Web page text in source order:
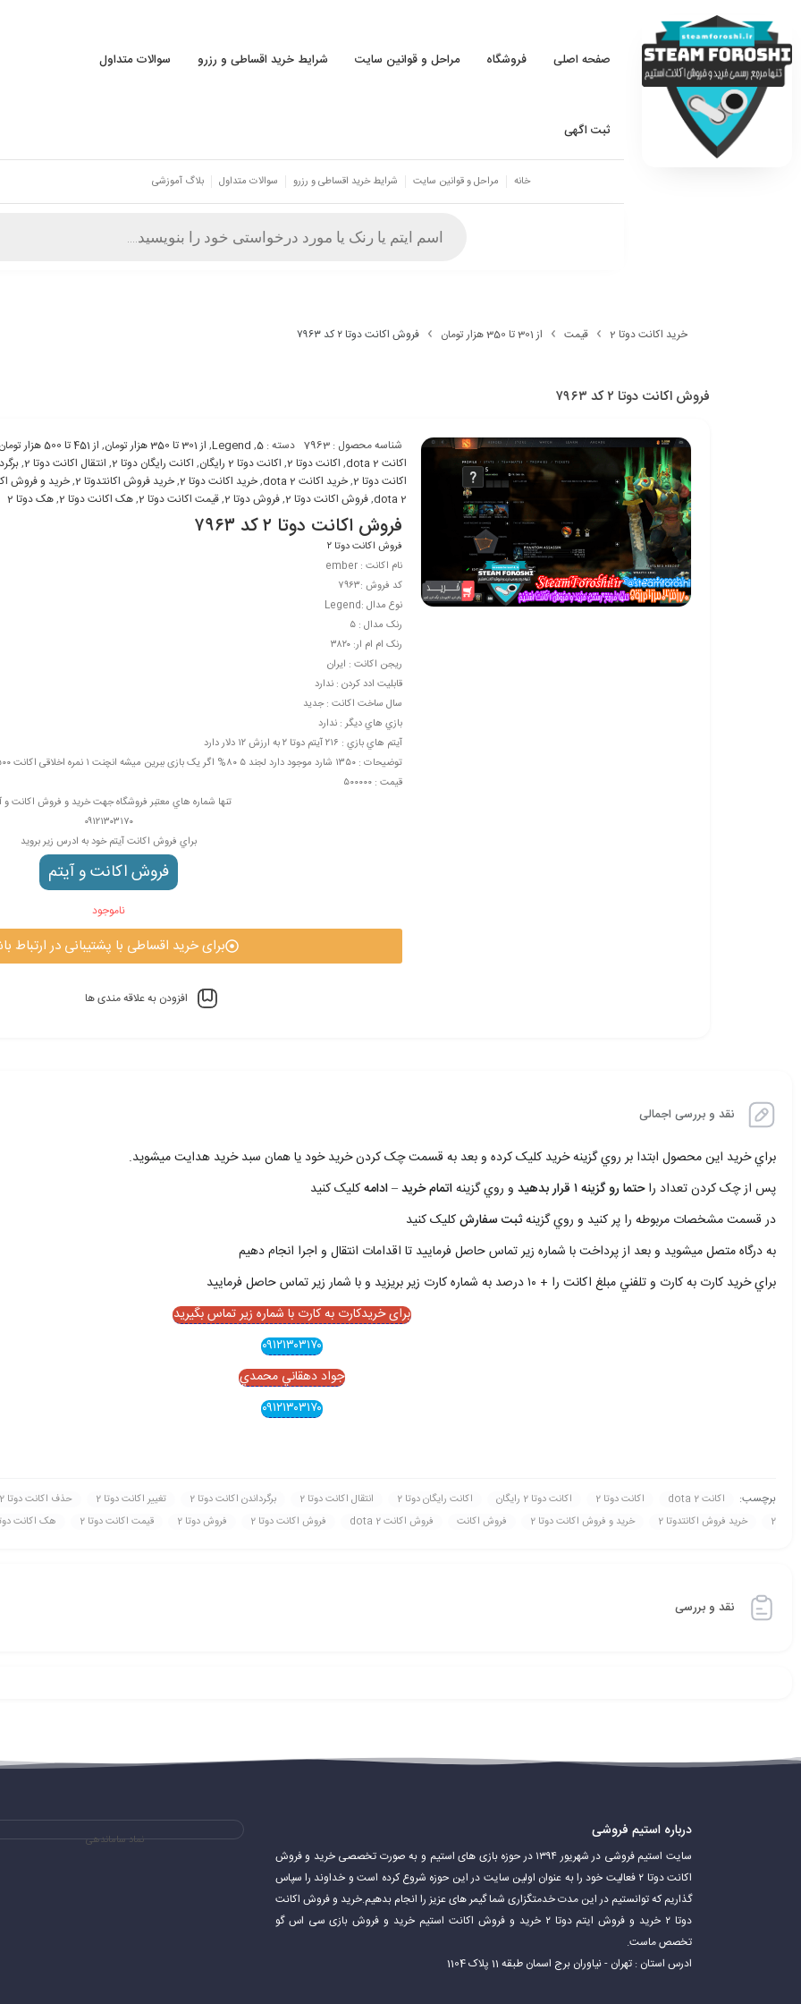
صفحه اصلی فروشگاه مراحل و قوانین سایت شرایط خرید اقساطی و رزرو سوالات متداول
ثبت اگهی
خانه مراحل و قوانین سایت شرایط خرید اقساطی و رزرو سوالات متداول بلاگ آموزشی
خرید اکانت دوتا 2 قیمت از 301 تا 350 هزار تومان فروش اکانت دوتا ۲ کد ۷۹۶۳
فروش اکانت دوتا ۲ کد ۷۹۶۳
شناسه محصول :7963 دسته :5
,
Legend
, از 301 تا 350 هزار تومان , از 451 تا 500 هزار تومان
اکانت dota 2
, اکانت دوتا 2 , اکانت دوتا 2 رايگان , اکانت رايگان دوتا 2 , انتقال اکانت دوتا 2 ,
اکانت دوتا 2 ,خريد اکانت dota 2 ,خريد اکانت دوتا 2 ,خريد فروش اکانتدوتا 2 ,خريد و فروش
dota 2
,فروش اکانت دوتا 2 ,فروش دوتا 2 ,قيمت اکانت دوتا 2 ,هک اکانت دوتا 2 ,هک دوتا 2
فروش اکانت دوتا ۲ کد ۷۹۶۳
فروش اکانت دوتا ۲
نام اکانت : ember
کد فروش :۷۹۶۳
نوع مدال :Legend
رنک مدال : ۵
رنک ام ام ار: ۳۸۲۰
ریجن اکانت : ایران
قابليت ادد کردن : ندارد
سال ساخت اکانت : جدید
بازي هاي ديگر : ندارد
آيتم هاي بازي : ۲۱۶ آیتم دوتا ۲ به ارزش ۱۲ دلار دارد
توضيحات : ۱۳۵۰ شارد موجود دارد لجند ۵ ۸۰% اگر یک بازی ببرین میشه انچنت ۱ نمره اخلاقی اکانت ۶۵۰۰ لول تراپی ۲۴
قیمت : ۵۰۰۰۰۰
تنها شماره هاي معتبر فروشگاه جهت خريد و فروش اکانت و
۰۹۱۲۱۳۰۳۱۷۰
براي فروش اکانت آيتم خود به ادرس زير برويد
فروش اکانت و آيتم
ناموجود
برای خرید اقساطی با پشتیبانی در ارتباط
افزودن به علاقه مندی ها
نقد و بررسی اجمالی
براي خريد اين محصول ابتدا بر روي گزينه خريد کليک کرده و بعد به قسمت چک کردن خريد خود يا همان سبد خريد هدايت ميشويد.
پس از چک کردن تعداد راحتما رو گزينه ۱ قرار بدهيد و روي گزينهاتمام خريد – ادامهکليک کنيد
در قسمت مشخصات مربوطه را پر کنيد و روي گزينهثبت سفارشکليک کنيد
به درگاه متصل ميشويد و بعد از پرداخت با شماره زير تماس حاصل فرماييد تا اقدامات انتقال و اجرا انجام دهيم
براي خريد کارت به کارت و تلفني مبلغ اکانت را + ۱۰ درصد به شماره کارت زير بريزيد و با شمار زير تماس حاصل فرماييد
برای خریدکارت به کارت با شماره زیر تماس بگیرید
۰۹۱۲۱۳۰۳۱۷۰
جواد دهقاني محمدي
۰۹۱۲۱۳۰۳۱۷۰
برچسب: اکانت dota 2 اکانت دوتا 2 اکانت دوتا 2 رايگان اکانت رايگان دوتا 2 انتقال اکانت دوتا 2 برگرداندن اکانت دوتا 2 تغيير اکانت دوتا 2
حذف اکانت دوتا 2
2
خريد فروش اکانتدوتا 2 خريد و فروش اکانت دوتا 2 فروش اکانت فروش اکانت dota 2 فروش اکانت دوتا 2 فروش دوتا 2 قيمت اکانت دوتا 2 هک اکانت
نقد و بررسی
درباره استیم فروشی
سایت استیم فروشی در شهریور ۱۳۹۴ در حوزه بازی های استیم و به صورت تخصصی خرید و فروش
اکانت دوتا ۲ فعالیت خود را به عنوان اولین سایت در این حوزه شروع کرده است و خداوند را سپاس
گذاریم که توانستیم در این مدت خدمتگزاری شما گیمر های عزیز را انجام بدهیم.خرید و فروش اکانت
دوتا ۲ خرید و فروش ایتم دوتا ۲ خرید و فروش اکانت استیم خرید و فروش بازی سی اس گو
تخصص ماست.
ادرس استان : تهران - نیاوران برج اسمان طبقه 11 پلاک 1104
نماد ساماندهی